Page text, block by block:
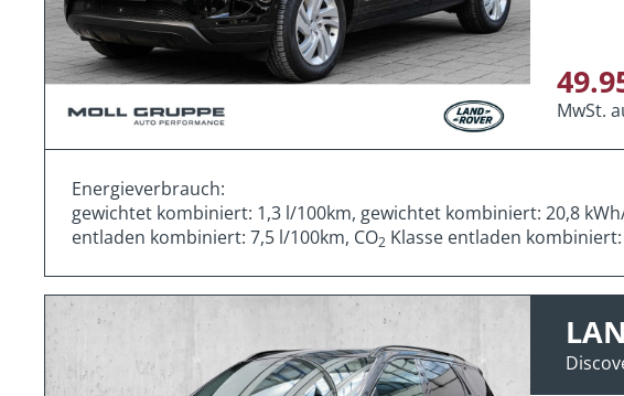
MwSt.
Energieverbrauch:
gewichtet kombiniert: 1,3 l/100km, gewichtet kombiniert: 20,8
entladen kombiniert: 7,5 l/100km, CO2 Klasse entladen kombiniert: